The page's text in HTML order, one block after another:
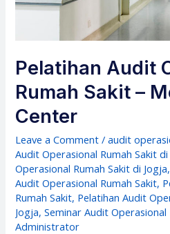
Pelatihan Audit
Rumah Sakit –
Center
Leave a Comment /audit
Audit Operasional Rumah Sakit di
Operasional Rumah Sakit di Jogja,
Audit Operasional Rumah Sakit,
Rumah Sakit, Pelatihan Audit
Jogja,Seminar Audit Operasional
Administrator